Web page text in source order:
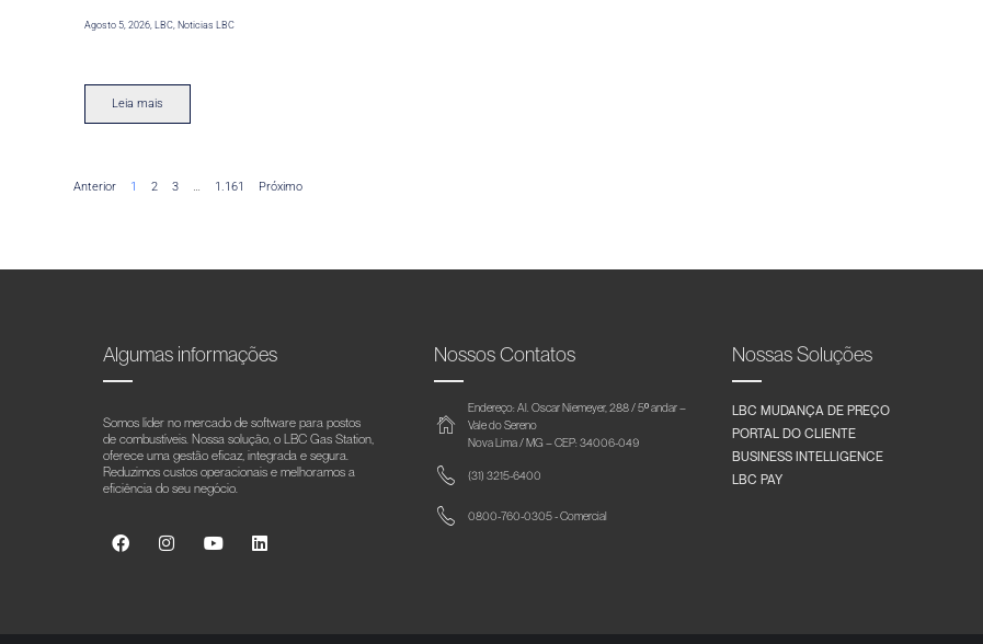
Agosto 5, 2026 ,LBC Noticias LBC
Leia mais
Anterior 1 2 3 … 1.161 Próximo
Algumas informações
Somos líder no mercado de software para postos
de combustíveis. Nossa solução, o LBC Gas Station,
oferece uma gestão eficaz, integrada e segura.
Reduzimos custos operacionais e melhoramos a
eficiência do seu negócio.
Nossos Contatos
Endereço: Al. Oscar Niemeyer, 288 / 5º andar –
Vale do Sereno
Nova Lima / MG – CEP: 34006-049
(31) 3215-6400
0800-760-0305 - Comercial
Nossas Soluções
LBC MUDANÇA DE PREÇO
PORTAL DO CLIENTE
BUSINESS INTELLIGENCE
LBC PAY